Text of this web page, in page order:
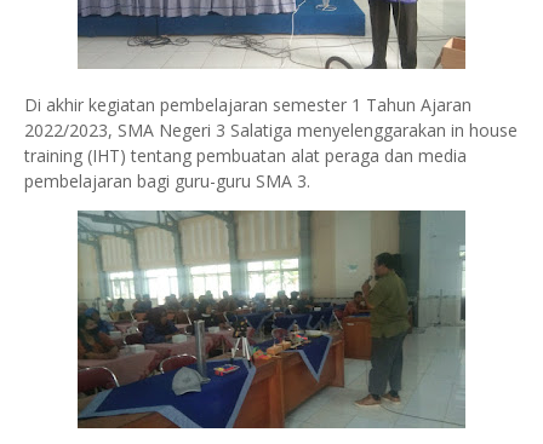
Di akhir kegiatan pembelajaran semester 1 Tahun Ajaran
2022/2023, SMA Negeri 3 Salatiga menyelenggarakan in house
training (IHT) tentang pembuatan alat peraga dan media
pembelajaran bagi guru-guru SMA 3.